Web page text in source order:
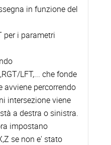
in funzione del
per i parametri
LFT,... che fonde
avviene percorrendo
intersezione viene
a destra o sinistra.
impostano
se non e' stato